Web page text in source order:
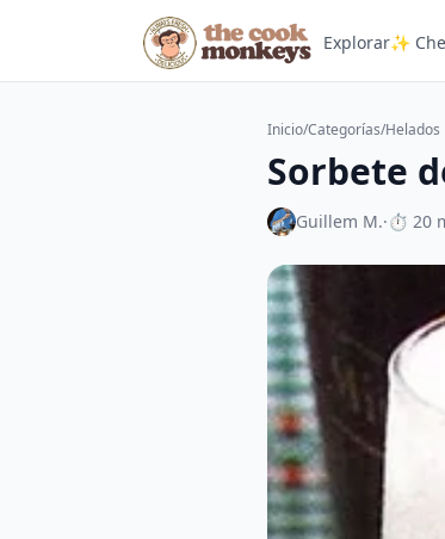
Explorar✨
Inicio/Categorías/Helados
Sorbete
Guillem M.·⏱ 20